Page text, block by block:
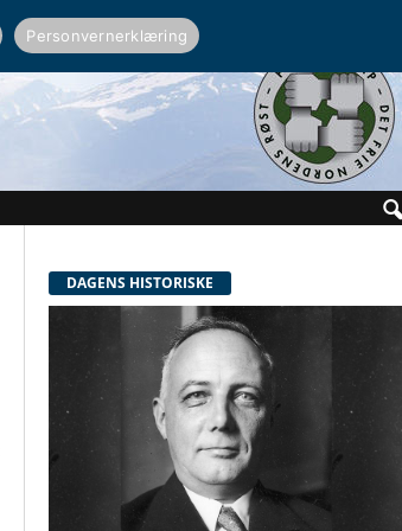
DAGENS HISTORISKE
Personvernerklæring